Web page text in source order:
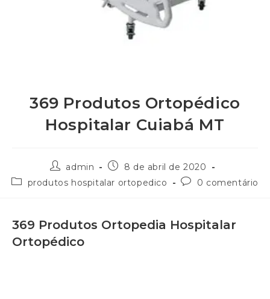
369 Produtos Ortopédico
Hospitalar Cuiabá MT
admin
8 de abril de 2020
produtos hospitalar ortopedico
0 comentário
369 Produtos Ortopedia Hospitalar
Ortopédico